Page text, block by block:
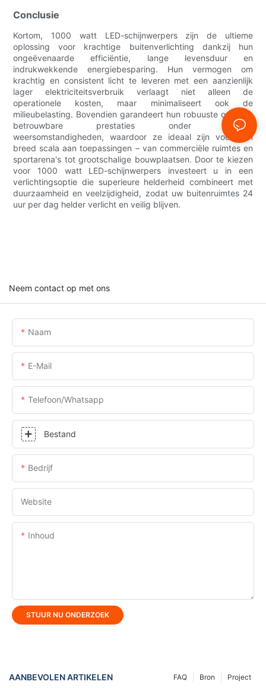
Conclusie
Kortom, 1000 watt LED-schijnwerpers zijn de ultieme
oplossing voor krachtige buitenverlichting dankzij hun
ongeëvenaarde efficiëntie, lange levensduur en
indrukwekkende energiebesparing. Hun vermogen om
krachtig en consistent licht te leveren met een aanzienlijk
lager elektriciteitsverbruik verlaagt niet alleen de
operationele kosten, maar minimaliseert ook de
milieubelasting. Bovendien garandeert hun robuuste ontwerp
betrouwbare prestaties onder diverse
weersomstandigheden, waardoor ze ideaal zijn voor een
breed scala aan toepassingen – van commerciële ruimtes en
sportarena's tot grootschalige bouwplaatsen. Door te kiezen
voor 1000 watt LED-schijnwerpers investeert u in een
verlichtingsoptie die superieure helderheid combineert met
duurzaamheid en veelzijdigheid, zodat uw buitenruimtes 24
uur per dag helder verlicht en veilig blijven.
Neem contact op met ons
Naam
E-Mail
Telefoon/whatsapp
Bestand
Bedrijf
Website
Inhoud
STUUR NU ONDERZOEK
AANBEVOLEN ARTIKELEN Project
Bron
FAQ